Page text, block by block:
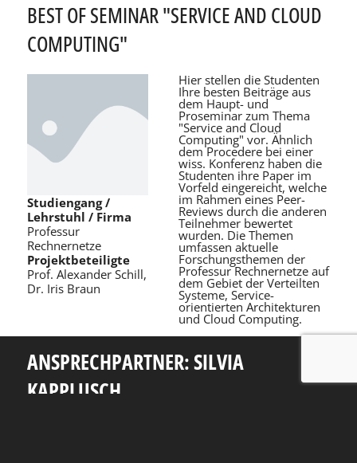
BEST OF SEMINAR "SERVICE AND CLOUD
COMPUTING"
Studiengang /
Lehrstuhl / Firma
Professur
Rechnernetze
Projektbeteiligte
Prof. Alexander Schill,
Dr. Iris Braun
Hier stellen die Studenten
Ihre besten Beiträge aus
dem Haupt- und
Proseminar zum Thema
"Service and Cloud
Computing" vor. Ähnlich
dem Procedere bei einer
wiss. Konferenz haben die
Studenten ihre Paper im
Vorfeld eingereicht, welche
im Rahmen eines Peer-
Reviews durch die anderen
Teilnehmer bewertet
wurden. Die Themen
umfassen aktuelle
Forschungsthemen der
Professur Rechnernetze auf
dem Gebiet der Verteilten
Systeme, Service-
orientierten Architekturen
und Cloud Computing.
ANSPRECHPARTNER: SILVIA
KAPPLUSCH